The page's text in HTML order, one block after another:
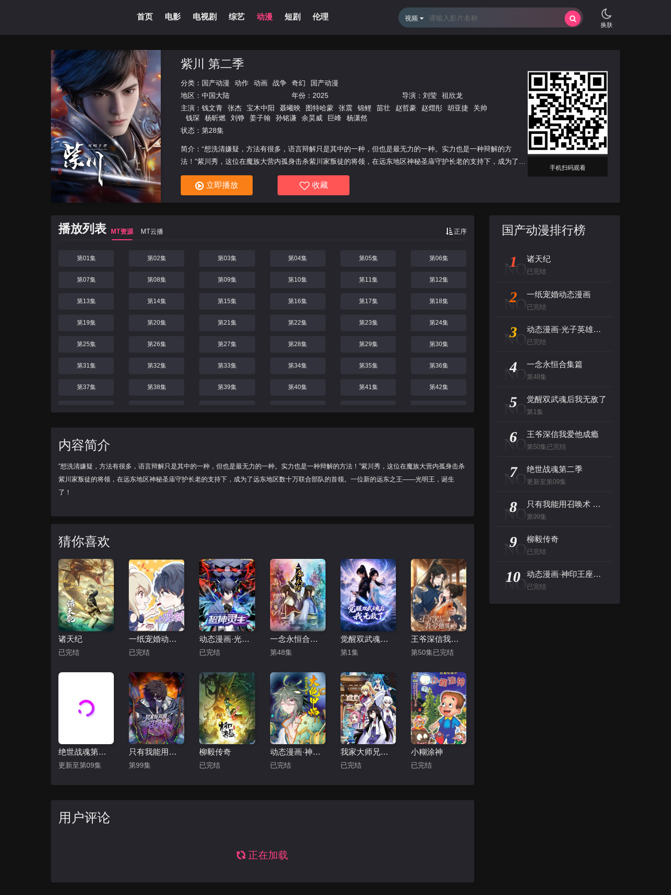
首页 电影 电视剧 综艺 动漫 短剧 伦理 体育直播 留言
换肤
视频
紫川 第二季
分类： 国产动漫 动作 动画 战争 奇幻
国产动漫
地区： 中国大陆 年份： 2025 导演：刘莹
祖欣龙
主演： 钱文青 张杰 宝木中阳 聂曦映 图特哈蒙 张震 锦鲤 苗壮 赵哲豪 赵熠彤 胡亚捷
关帅
钱琛
杨昕燃 刘铮 姜子翰 孙铭谦 余昊威 巨峰
杨潇然
状态：第28集
简介：“想洗清嫌疑，方法有很多，语言辩解只是其中的一种，但也是最无力的一种。实力也是一种辩解的方
法！”紫川秀，这位在魔族大营内孤身击杀紫川家叛徒的将领，在远东地区神秘圣庙守护长老的支持下，成为了远
东地区数十
立即播放 收藏
手机扫码观看
播放列表 MT资源 MT云播 正序
第01集 第02集 第03集 第04集 第05集 第06集
第07集 第08集 第09集 第10集 第11集 第12集
第13集 第14集 第15集 第16集 第17集 第18集
第19集 第20集 第21集 第22集 第23集 第24集
第25集 第26集 第27集 第28集 第29集 第30集
第31集 第32集 第33集 第34集 第35集 第36集
第37集 第38集 第39集 第40集 第41集 第42集
内容简介
“想洗清嫌疑，方法有很多，语言辩解只是其中的一种，但也是最无力的一种。实力也是一种辩解的方法！”紫川秀，这位在魔族大营内孤身击杀
紫川家叛徒的将领，在远东地区神秘圣庙守护长老的支持下，成为了远东地区数十万联合部队的首领。一位新的远东之王——光明王，诞生
了！
猜你喜欢
诸天纪
已完结
一纸宠婚动态漫画
已完结
动态漫画·光子英雄传：超神灵主
已完结
一念永恒合集篇
第48集
觉醒双武魂后我无敌了
第1集
王爷深信我爱他成瘾
第50集已完结
绝世战魂第二季
更新至第09集
只有我能用召唤术 动态漫
第99集
柳毅传奇
已完结
动态漫画·神印王座外传大龟甲师第一季
已完结
我家大师兄脑子有坑
已完结
小糊涂神
已完结
用户评论
正在加载
国产动漫排行榜
NO
1 诸天纪
已完结
NO
2 一纸宠婚动态漫画
已完结
NO
3 动态漫画·光子英雄传：超神灵主
已完结
NO
4 一念永恒合集篇
第48集
NO
5 觉醒双武魂后我无敌了
第1集
NO
6 王爷深信我爱他成瘾
第50集已完结
NO
7 绝世战魂第二季
更新至第09集
NO
8 只有我能用召唤术 动态漫
第99集
NO
9 柳毅传奇
已完结
NO
10 动态漫画·神印王座外传大龟甲师第一季
已完结